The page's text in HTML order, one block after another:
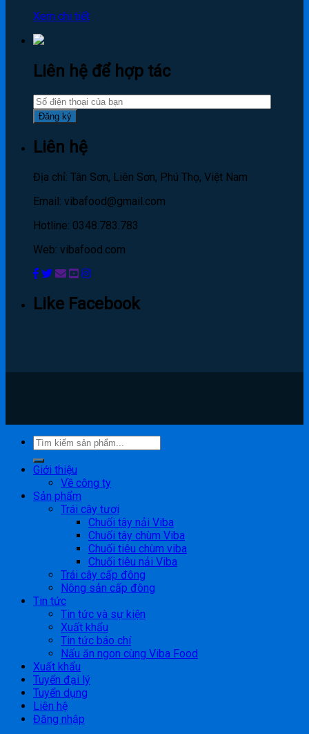
Xem chi tiết
Liên hệ để hợp tác
Liên hệ
Địa chỉ: Tân Sơn, Liên Sơn, Phú Thọ, Việt Nam
Email: vibafood@gmail.com
Hotline: 0348.783.783
Web: vibafood.com
Like Facebook
Giới thiệu
Về công ty
Sản phẩm
Trái cây tươi
Chuối tây nải Viba
Chuối tây chùm Viba
Chuối tiêu chùm viba
Chuối tiêu nải Viba
Trái cây cấp đông
Nông sản cấp đông
Tin tức
Tin tức và sự kiện
Xuất khẩu
Tin tức báo chí
Nấu ăn ngon cùng Viba Food
Xuất khẩu
Tuyển đại lý
Tuyển dụng
Liên hệ
Đăng nhập